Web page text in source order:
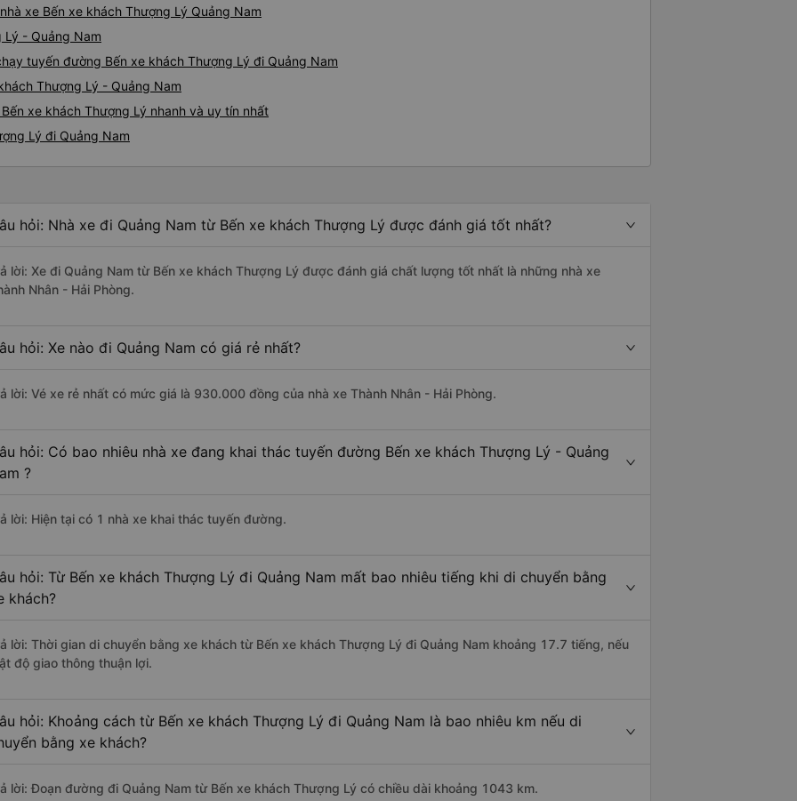
xe Bến xe khách Thượng Lý Quảng Nam
Lý - Quảng Nam
tuyến đường Bến xe khách Thượng Lý đi Quảng Nam
Thượng Lý - Quảng Nam
xe khách Thượng Lý nhanh và uy tín nhất
Lý đi Quảng Nam
hỏi: Nhà xe đi Quảng Nam từ Bến xe khách Thượng Lý được đánh giá tốt nhất?
lời: Xe đi Quảng Nam từ Bến xe khách Thượng Lý được đánh giá chất lượng tốt nhất là những nhà xe
Nhân - Hải Phòng.
hỏi: Xe nào đi Quảng Nam có giá rẻ nhất?
lời: Vé xe rẻ nhất có mức giá là 930.000 đồng của nhà xe Thành Nhân - Hải Phòng.
hỏi: Có bao nhiêu nhà xe đang khai thác tuyến đường Bến xe khách Thượng Lý - Quảng
?
lời: Hiện tại có 1 nhà xe khai thác tuyến đường.
hỏi: Từ Bến xe khách Thượng Lý đi Quảng Nam mất bao nhiêu tiếng khi di chuyển bằng
khách?
lời: Thời gian di chuyển bằng xe khách từ Bến xe khách Thượng Lý đi Quảng Nam khoảng 17.7 tiếng, nếu
độ giao thông thuận lợi.
hỏi: Khoảng cách từ Bến xe khách Thượng Lý đi Quảng Nam là bao nhiêu km nếu di
bằng xe khách?
lời: Đoạn đường đi Quảng Nam từ Bến xe khách Thượng Lý có chiều dài khoảng 1043 km.